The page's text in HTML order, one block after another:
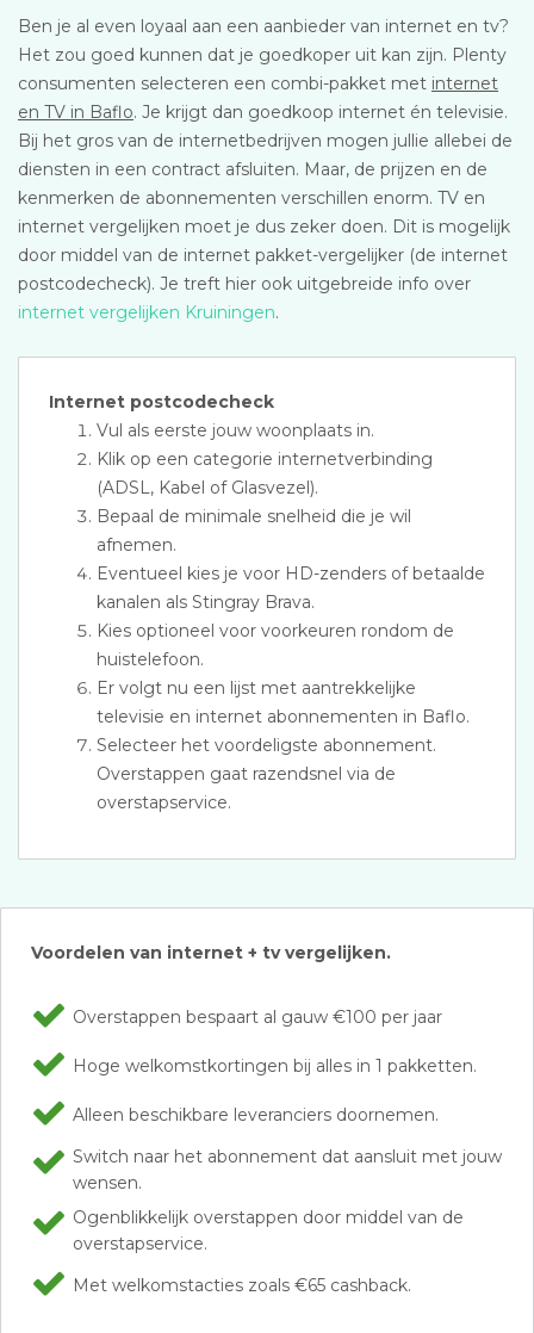
Ben je al even loyaal aan een aanbieder van internet en tv?
Het zou goed kunnen dat je goedkoper uit kan zijn. Plenty
consumenten selecteren een combi-pakket met internet
en TV in Baflo. Je krijgt dan goedkoop internet én televisie.
Bij het gros van de internetbedrijven mogen jullie allebei de
diensten in een contract afsluiten. Maar, de prijzen en de
kenmerken de abonnementen verschillen enorm. TV en
internet vergelijken moet je dus zeker doen. Dit is mogelijk
door middel van de internet pakket-vergelijker (de internet
postcodecheck). Je treft hier ook uitgebreide info over
internet vergelijken Kruiningen.
Internet postcodecheck
Vul als eerste jouw woonplaats in.
Klik op een categorie internetverbinding
(ADSL, Kabel of Glasvezel).
Bepaal de minimale snelheid die je wil
afnemen.
Eventueel kies je voor HD-zenders of betaalde
kanalen als Stingray Brava.
Kies optioneel voor voorkeuren rondom de
huistelefoon.
Er volgt nu een lijst met aantrekkelijke
televisie en internet abonnementen in Baflo.
Selecteer het voordeligste abonnement.
Overstappen gaat razendsnel via de
overstapservice.
Voordelen van internet + tv vergelijken.
Overstappen bespaart al gauw €100 per jaar
Hoge welkomstkortingen bij alles in 1 pakketten.
Alleen beschikbare leveranciers doornemen.
Switch naar het abonnement dat aansluit met jouw
wensen.
Ogenblikkelijk overstappen door middel van de
overstapservice.
Met welkomstacties zoals €65 cashback.